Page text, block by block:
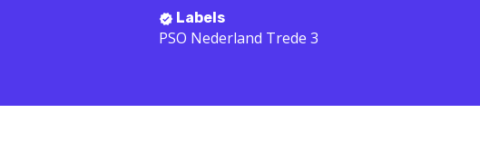
Labels
PSO Nederland Trede 3